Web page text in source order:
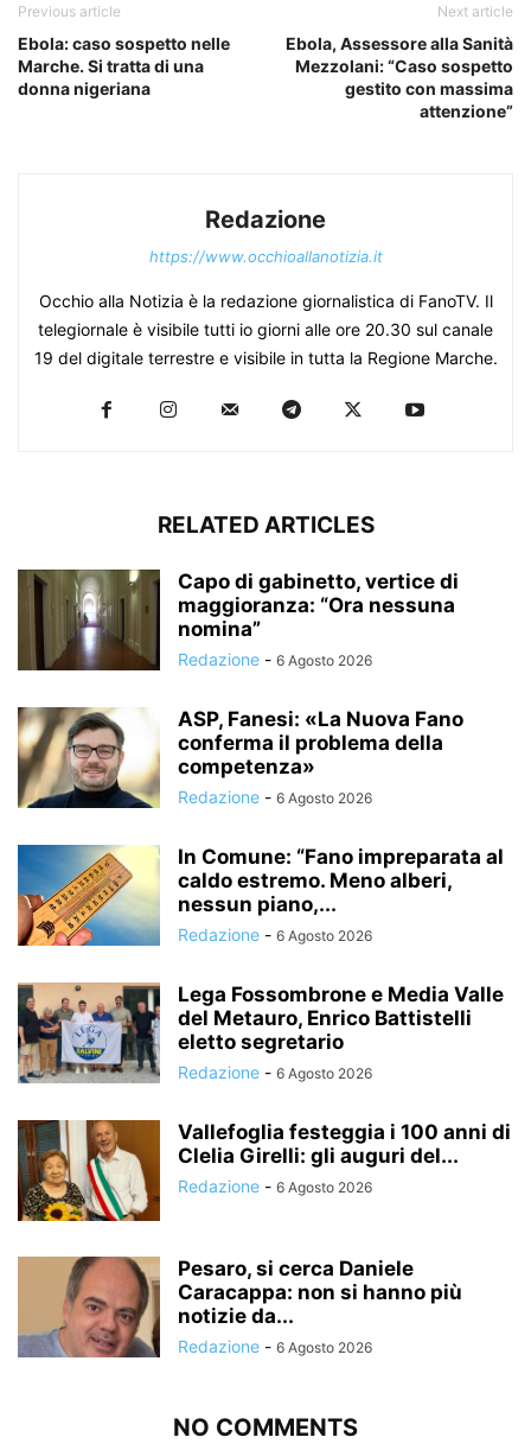
Previous article
Ebola: caso sospetto nelle
Marche. Si tratta di una
donna nigeriana
Next article
Ebola, Assessore alla Sanità
Mezzolani: “Caso sospetto
gestito con massima
attenzione”
Redazione
https://www.occhioallanotizia.it
Occhio alla Notizia è la redazione giornalistica di FanoTV. Il
telegiornale è visibile tutti io giorni alle ore 20.30 sul canale
19 del digitale terrestre e visibile in tutta la Regione Marche.
RELATED ARTICLES
Capo di gabinetto, vertice di
maggioranza: “Ora nessuna
nomina”
Redazione - 6 Agosto 2026
ASP, Fanesi: «La Nuova Fano
conferma il problema della
competenza»
Redazione - 6 Agosto 2026
In Comune: “Fano impreparata al
caldo estremo. Meno alberi,
nessun piano,...
Redazione - 6 Agosto 2026
Lega Fossombrone e Media Valle
del Metauro, Enrico Battistelli
eletto segretario
Redazione - 6 Agosto 2026
Vallefoglia festeggia i 100 anni di
Clelia Girelli: gli auguri del...
Redazione - 6 Agosto 2026
Pesaro, si cerca Daniele
Caracappa: non si hanno più
notizie da...
Redazione - 6 Agosto 2026
NO COMMENTS